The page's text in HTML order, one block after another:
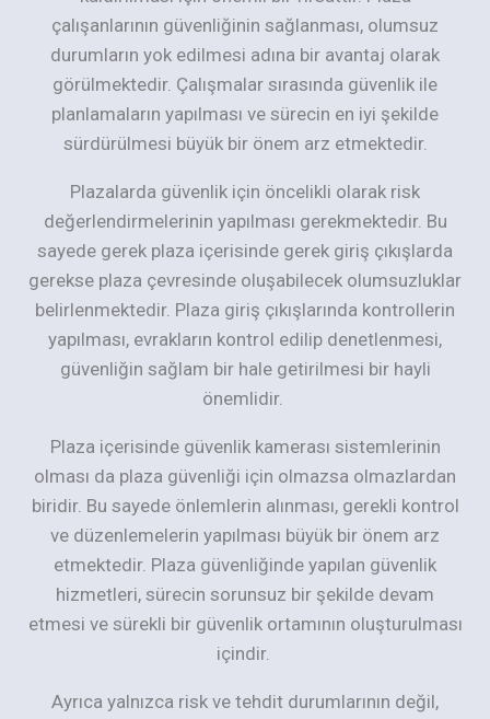
çalışanlarının güvenliğinin sağlanması, olumsuz
durumların yok edilmesi adına bir avantaj olarak
görülmektedir. Çalışmalar sırasında güvenlik ile
planlamaların yapılması ve sürecin en iyi şekilde
sürdürülmesi büyük bir önem arz etmektedir.
Plazalarda güvenlik için öncelikli olarak risk
değerlendirmelerinin yapılması gerekmektedir. Bu
sayede gerek plaza içerisinde gerek giriş çıkışlarda
gerekse plaza çevresinde oluşabilecek olumsuzluklar
belirlenmektedir. Plaza giriş çıkışlarında kontrollerin
yapılması, evrakların kontrol edilip denetlenmesi,
güvenliğin sağlam bir hale getirilmesi bir hayli
önemlidir.
Plaza içerisinde güvenlik kamerası sistemlerinin
olması da plaza güvenliği için olmazsa olmazlardan
biridir. Bu sayede önlemlerin alınması, gerekli kontrol
ve düzenlemelerin yapılması büyük bir önem arz
etmektedir. Plaza güvenliğinde yapılan güvenlik
hizmetleri, sürecin sorunsuz bir şekilde devam
etmesi ve sürekli bir güvenlik ortamının oluşturulması
içindir.
Ayrıca yalnızca risk ve tehdit durumlarının değil,